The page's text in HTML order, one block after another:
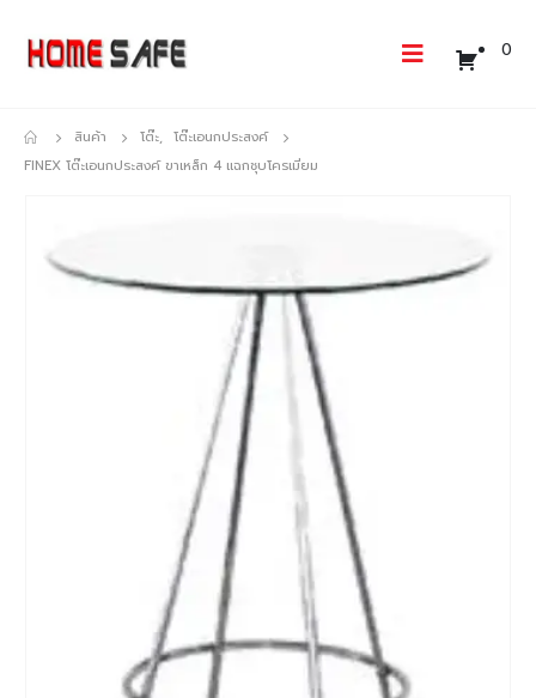
0
สินค้า โต๊ะ, โต๊ะเอนกประสงค์
FINEX โต๊ะเอนกประสงค์ ขาเหล็ก 4 แฉกชุบโครเมี่ยม